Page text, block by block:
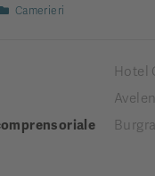
Camerieri
Hotel